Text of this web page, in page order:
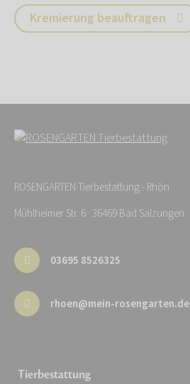
Kremierung beauftragen
ROSENGARTEN-Tierbestattung - Rhön
Mühlheimer Str. 6 · 36469 Bad Salzungen
03695 8526325
rhoen@mein-rosengarten.de
Tierbestattung